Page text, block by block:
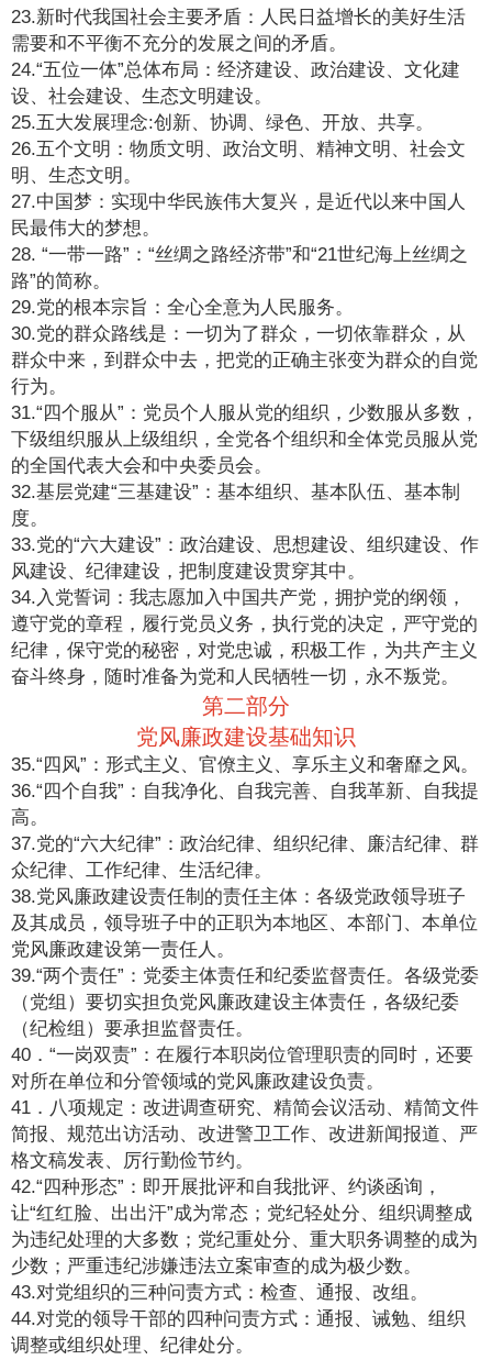
23.新时代我国社会主要矛盾：人民日益增长的美好生活
需要和不平衡不充分的发展之间的矛盾。
24.“五位一体”总体布局：经济建设、政治建设、文化建
设、社会建设、生态文明建设。
25.五大发展理念:创新、协调、绿色、开放、共享。
26.五个文明：物质文明、政治文明、精神文明、社会文
明、生态文明。
27.中国梦：实现中华民族伟大复兴，是近代以来中国人
民最伟大的梦想。
28. “一带一路”：“丝绸之路经济带”和“21世纪海上丝绸之
路”的简称。
29.党的根本宗旨：全心全意为人民服务。
30.党的群众路线是：一切为了群众，一切依靠群众，从
群众中来，到群众中去，把党的正确主张变为群众的自觉
行为。
31.“四个服从”：党员个人服从党的组织，少数服从多数，
下级组织服从上级组织，全党各个组织和全体党员服从党
的全国代表大会和中央委员会。
32.基层党建“三基建设”：基本组织、基本队伍、基本制
度。
33.党的“六大建设”：政治建设、思想建设、组织建设、作
风建设、纪律建设，把制度建设贯穿其中。
34.入党誓词：我志愿加入中国共产党，拥护党的纲领，
遵守党的章程，履行党员义务，执行党的决定，严守党的
纪律，保守党的秘密，对党忠诚，积极工作，为共产主义
奋斗终身，随时准备为党和人民牺牲一切，永不叛党。
第二部分
党风廉政建设基础知识
35.“四风”：形式主义、官僚主义、享乐主义和奢靡之风。
36.“四个自我”：自我净化、自我完善、自我革新、自我提
高。
37.党的“六大纪律”：政治纪律、组织纪律、廉洁纪律、群
众纪律、工作纪律、生活纪律。
38.党风廉政建设责任制的责任主体：各级党政领导班子
及其成员，领导班子中的正职为本地区、本部门、本单位
党风廉政建设第一责任人。
39.“两个责任”：党委主体责任和纪委监督责任。各级党委
（党组）要切实担负党风廉政建设主体责任，各级纪委
（纪检组）要承担监督责任。
40．“一岗双责”：在履行本职岗位管理职责的同时，还要
对所在单位和分管领域的党风廉政建设负责。
41．八项规定：改进调查研究、精简会议活动、精简文件
简报、规范出访活动、改进警卫工作、改进新闻报道、严
格文稿发表、厉行勤俭节约。
42.“四种形态”：即开展批评和自我批评、约谈函询，
让“红红脸、出出汗”成为常态；党纪轻处分、组织调整成
为违纪处理的大多数；党纪重处分、重大职务调整的成为
少数；严重违纪涉嫌违法立案审查的成为极少数。
43.对党组织的三种问责方式：检查、通报、改组。
44.对党的领导干部的四种问责方式：通报、诫勉、组织
调整或组织处理、纪律处分。